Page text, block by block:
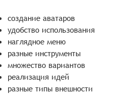
создание аватаров
удобство использования
наглядное меню
разные инструменты
множество вариантов
реализация идей
разные типы внешности